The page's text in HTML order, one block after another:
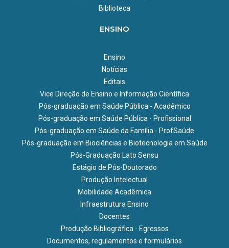
Biblioteca
ENSINO
Ensino
Notícias
Editais
Vice Direção de Ensino e Informação Científica
Pós-graduação em Saúde Pública - Acadêmico
Pós-graduação em Saúde Pública - Profissional
Pós-graduação em Saúde da Família - ProfSaúde
Pós-graduação em Biociências e Biotecnologia em Saúde
Pós-Graduação Lato Sensu
Estágio de Pós-Doutorado
Produção Intelectual
Mobilidade Acadêmica
Infraestrutura Ensino
Docentes
Produção Bibliográfica - Egressos
Documentos, regulamentos e formulários